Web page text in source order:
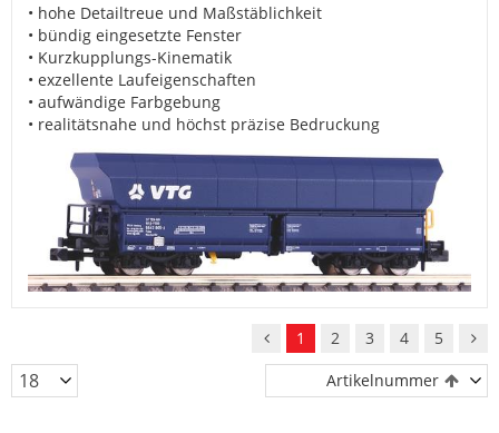
• hohe Detailtreue und Maßstäblichkeit
• bündig eingesetzte Fenster
• Kurzkupplungs-Kinematik
• exzellente Laufeigenschaften
• aufwändige Farbgebung
• realitätsnahe und höchst präzise Bedruckung
1 2 3 4
5
Artikelnummer